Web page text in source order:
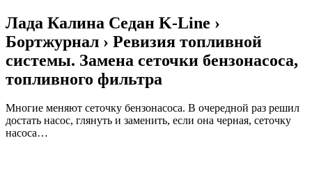
Лада Калина Седан K-Line ›
Бортжурнал › Ревизия топливной
системы. Замена сеточки бензонасоса,
топливного фильтра
Многие меняют сеточку бензонасоса. В очередной раз решил
достать насос, глянуть и заменить, если она черная, сеточку
насоса…